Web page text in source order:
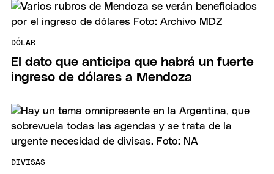
DÓLAR
El dato que anticipa que habrá un fuerte
ingreso de dólares a Mendoza
DIVISAS